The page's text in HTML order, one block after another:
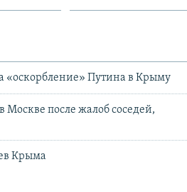
«оскорбление» Путина в Крыму
Москве после жалоб соседей,
Крыма